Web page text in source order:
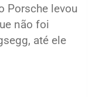
Porsche levou
não foi
até ele